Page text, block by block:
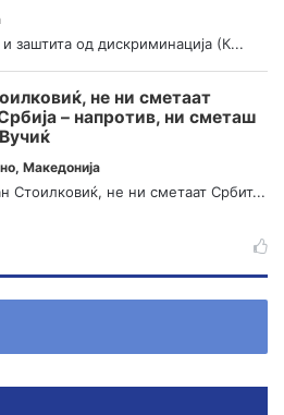
заштита од дискриминација (К...
не ни сметаат
– напротив, ни сметаш
, Македонија
не ни сметаат Србит...